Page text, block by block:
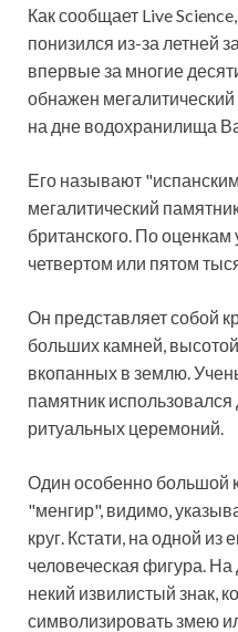
Как сообщает Live
понизился из-за летней
впервые за многие
обнажен
на дне водохранилища
Его называют
мегалитический
британского. По
четвертом или пятом
Он представляет собой
больших камней,
вкопанных в землю.
памятник
ритуальных церемоний.
Один особенно большой
"менгир", видимо,
круг. Кстати, на одной из
человеческая фигура.
некий извилистый знак,
символизировать змею